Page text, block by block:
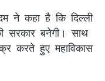
ने कहा है कि दिल्ली
सरकार बनेगी। साथ
करते हुए महाविकास